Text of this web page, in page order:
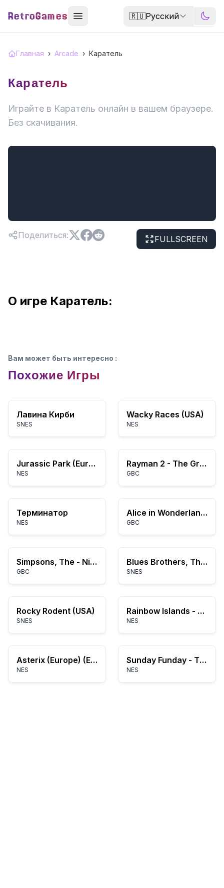
RetroGames 🇷🇺Русский
Главная › Arcade › Каратель
Каратель
Играйте в Каратель онлайн в вашем браузере.
Без скачивания.
Поделиться: FULLSCREEN
О игре Каратель:
Вам может быть интересно :
Похожие Игры
Лавина Кирби
SNES
Wacky Races (USA)
NES
Jurassic Park (Europe)
NES
Rayman 2 - The Great Escape (USA) (En,Fr,De,Es,It)
GBC
Терминатор
NES
Alice in Wonderland (Europe) (En,Fr,De,Es)
GBC
Simpsons, The - Night of the Living Treehouse of Horror (USA, Europe)
GBC
Blues Brothers, The (Japan)
SNES
Rocky Rodent (USA)
SNES
Rainbow Islands - The Story of Bubble Bobble 2 (Europe)
NES
Asterix (Europe) (En,Fr,De,Es,It)
NES
Sunday Funday - The Ride (USA) (Unl)
NES